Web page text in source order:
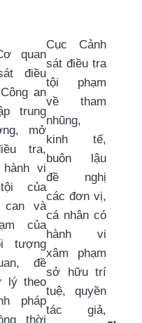
quan
điều
an
trung
mở
tra,
vi
của
và
của
tượng
đề
lý theo
pháp
thời
Cục Cảnh
sát điều tra
tội phạm
về tham
nhũng,
kinh tế,
buôn lậu
đề nghị
các đơn vị,
cá nhân có
hành vi
xâm phạm
sở hữu trí
tuệ, quyền
tác giả,